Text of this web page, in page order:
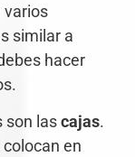
varios
similar a
hacer
son lascajas.
en